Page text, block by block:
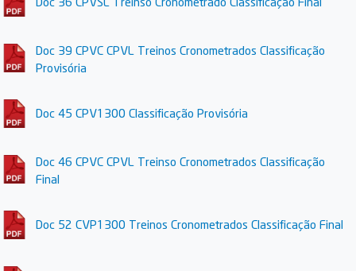
Doc 39 CPVC CPVL Treinos Cronometrados Classificação
Provisória
Doc 45 CPV1300 Classificação Provisória
Doc 46 CPVC CPVL Treinso Cronometrados Classificação
Final
Doc 52 CVP1300 Treinos Cronometrados Classificação Final